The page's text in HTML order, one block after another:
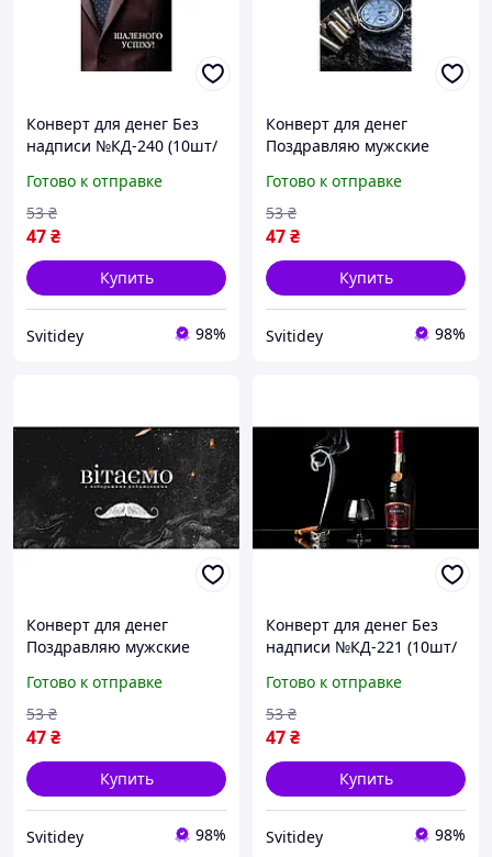
Конверт для денег Без
надписи №КД-240 (10шт/
Готово к отправке
47₴
53 ₴
Купить
Svitidey 98%
Конверт для денег
Поздравляю мужские
УПАКОВКИН
Готово к отправке
47₴
53 ₴
Купить
Svitidey 98%
Конверт для денег
Поздравляю мужские
УПАКОВКИН
Готово к отправке
47₴
53 ₴
Купить
Svitidey 98%
Конверт для денег Без
надписи №КД-221 (10шт/
Готово к отправке
47₴
53 ₴
Купить
Svitidey 98%